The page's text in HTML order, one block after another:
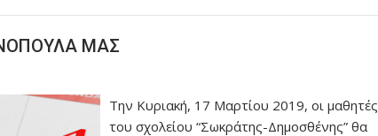
ΜΑΣ
Την Κυριακή, 17 Μαρτίου 2019, οι μαθητές
του σχολείου “Σωκράτης-Δημοσθένης” θα